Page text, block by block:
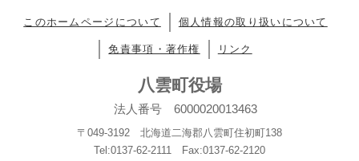
このホームページについて 個人情報の取り扱いについて
免責事項・著作権 リンク
八雲町役場
法人番号 6000020013463
〒049-3192 北海道二海郡八雲町住初町138
Tel:0137-62-2111 Fax:0137-62-2120